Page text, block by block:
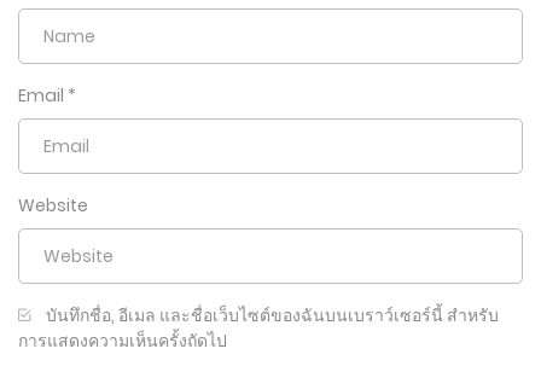
Email *
Website
บันทึกชื่อ, อีเมล และชื่อเว็บไซต์ของฉันบนเบราว์เซอร์นี้ สำหรับ
การแสดงความเห็นครั้งถัดไป